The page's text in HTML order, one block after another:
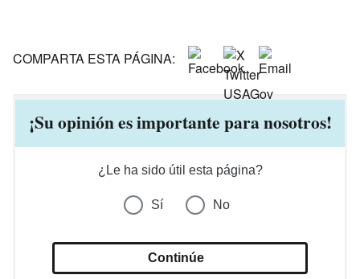
COMPARTA ESTA PÁGINA:
¡Su opinión es importante para nosotros!